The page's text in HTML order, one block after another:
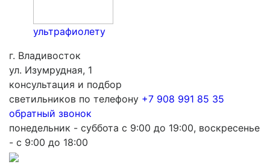
ультрафиолету
г. Владивосток
ул. Изумрудная, 1
консультация и подбор
светильников по телефону +7 908 991 85 35
обратный звонок
понедельник - суббота с 9:00 до 19:00, воскресенье
- с 9:00 до 18:00